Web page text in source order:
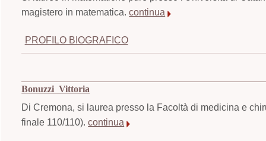
magistero in matematica.continua
PROFILO BIOGRAFICO
Bonuzzi Vittoria
Di Cremona, si laurea presso la Facoltà di medicina e
finale 110/110).continua